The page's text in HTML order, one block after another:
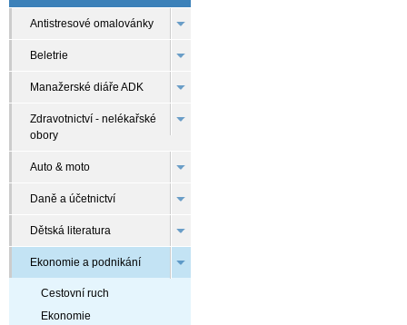
Antistresové omalovánky
Beletrie
Manažerské diáře ADK
Zdravotnictví - nelékařské
obory
Auto & moto
Daně a účetnictví
Dětská literatura
Ekonomie a podnikání
Cestovní ruch
Ekonomie